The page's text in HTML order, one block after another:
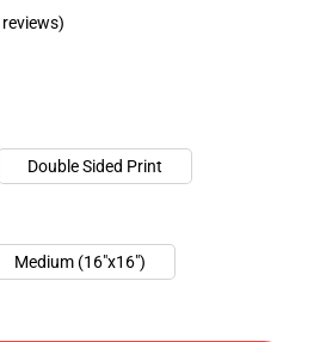
Double Sided Print
Medium (16"x16")